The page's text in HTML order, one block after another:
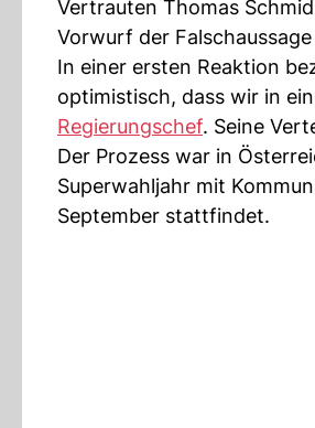
Vertrauten Thomas
Vorwurf der
In einer ersten Reaktion
optimistisch, dass wir in
Regierungschef. Seine
Der Prozess war in
Superwahljahr mit
September stattfindet.